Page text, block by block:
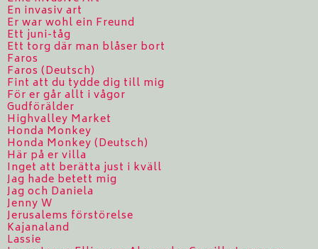
En invasiv art
Er war wohl ein Freund
Ett juni-tåg
Ett torg där man blåser bort
Faros
Faros (Deutsch)
Fint att du tydde dig till mig
För er går allt i vågor
Gudförälder
Highvalley Market
Honda Monkey
Honda Monkey (Deutsch)
Här på er villa
Inget att berätta just i kväll
Jag hade betett mig
Jag och Daniela
Jenny W
Jerusalems förstörelse
Kajanaland
Lassie